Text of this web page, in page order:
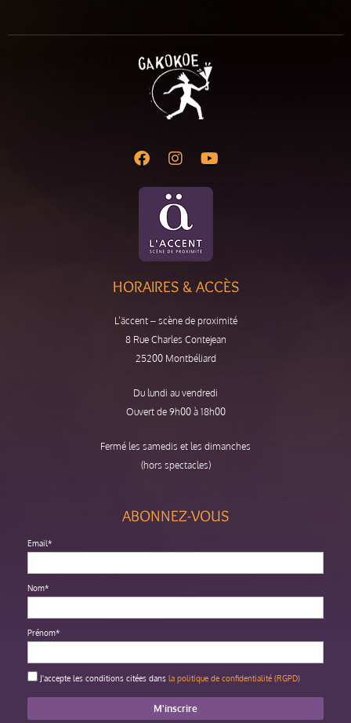
HORAIRES & ACCÈS
L’äccent – scène de proximité
8 Rue Charles Contejean
25200 Montbéliard
Du lundi au vendredi
Ouvert de 9h00 à 18h00
Fermé les samedis et les dimanches
(hors spectacles)
ABONNEZ-VOUS
Email*
Nom*
Prénom*
J'accepte les conditions citées dans la politique de confidentialité (RGPD)